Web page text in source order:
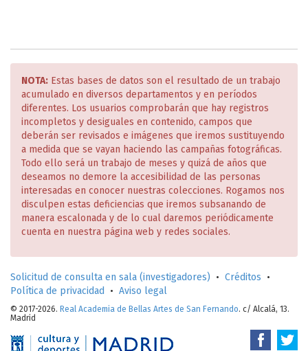
NOTA: Estas bases de datos son el resultado de un trabajo
acumulado en diversos departamentos y en períodos
diferentes. Los usuarios comprobarán que hay registros
incompletos y desiguales en contenido, campos que
deberán ser revisados e imágenes que iremos sustituyendo
a medida que se vayan haciendo las campañas fotográficas.
Todo ello será un trabajo de meses y quizá de años que
deseamos no demore la accesibilidad de las personas
interesadas en conocer nuestras colecciones. Rogamos nos
disculpen estas deficiencias que iremos subsanando de
manera escalonada y de lo cual daremos periódicamente
cuenta en nuestra página web y redes sociales.
Solicitud de consulta en sala (investigadores) • Créditos •
Política de privacidad
• Aviso legal
© 2017-2026. Real Academia de Bellas Artes de San Fernando. c/ Alcalá, 13.
Madrid